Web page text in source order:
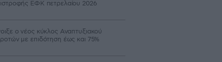
ΕΦΚ πετρελαίου 2026
ο νέος κύκλος Αναπτυξιακού
με επιδότηση έως και 75%